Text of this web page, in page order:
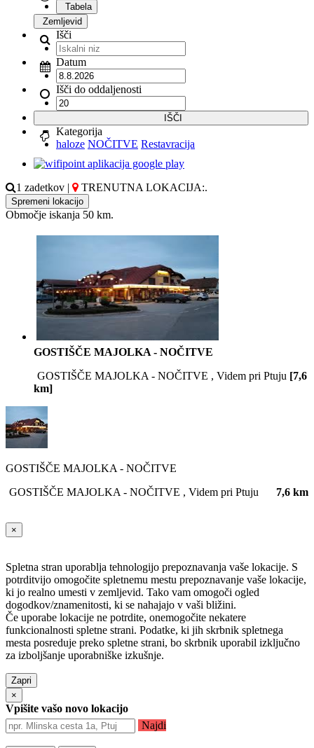
Tabela
Zemljevid
Išči
Datum
Išči do oddaljenosti
IŠČI
Kategorija
haloze NOČITVE Restavracija
1 zadetkov | TRENUTNA LOKACIJA:.
Spremeni lokacijo
Območje iskanja 50 km.
GOSTIŠČE MAJOLKA - NOČITVE
GOSTIŠČE MAJOLKA - NOČITVE , Videm pri Ptuju [7,6
km]
GOSTIŠČE MAJOLKA - NOČITVE
GOSTIŠČE MAJOLKA - NOČITVE , Videm pri Ptuju
7,6 km
×
Spletna stran uporablja tehnologijo prepoznavanja vaše lokacije. S
potrditvijo omogočite spletnemu mestu prepoznavanje vaše lokacije,
ki jo realno umesti v zemljevid. Tako vam omogoči ogled
dogodkov/znamenitosti, ki se nahajajo v vaši bližini.
Če uporabe lokacije ne potrdite, onemogočite nekatere
funkcionalnosti spletne strani. Podatke, ki jih skrbnik spletnega
mesta posreduje preko spletne strani, bo skrbnik uporabil izključno
za izboljšanje uporabniške izkušnje.
Zapri
×
Vpišite vašo novo lokacijo
Najdi